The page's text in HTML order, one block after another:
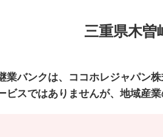
三重県木曽
業バンクは、ココホレジャパン
ビスではありませんが、地域産